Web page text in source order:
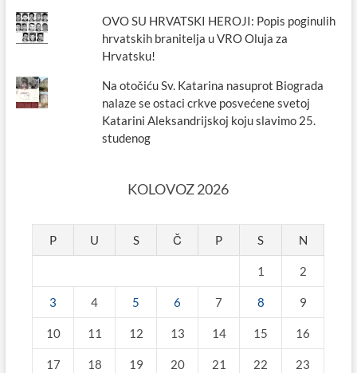
OVO SU HRVATSKI HEROJI: Popis poginulih
hrvatskih branitelja u VRO Oluja za
Hrvatsku!
Na otočiću Sv. Katarina nasuprot Biograda
nalaze se ostaci crkve posvećene svetoj
Katarini Aleksandrijskoj koju slavimo 25.
studenog
KOLOVOZ 2026
P U S Č P S N
1 2
3 4 5 6 7 8 9
10 11 12 13 14 15 16
17 18 19 20 21 22 23